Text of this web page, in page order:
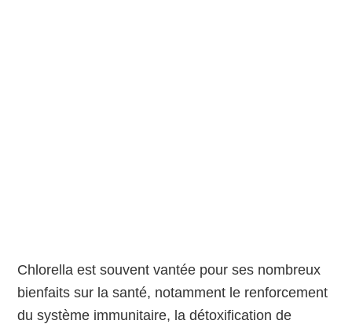
Chlorella est souvent vantée pour ses nombreux
bienfaits sur la santé, notamment le renforcement
du système immunitaire, la détoxification de